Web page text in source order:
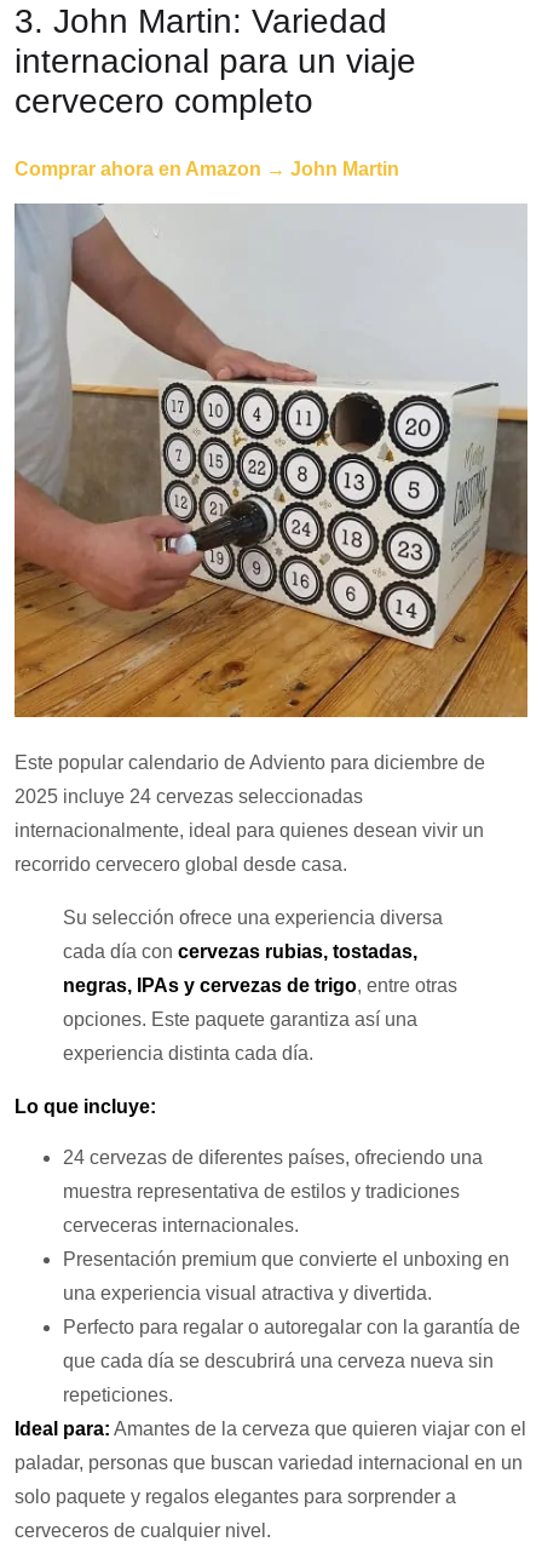
3. John Martin: Variedad
internacional para un viaje
cervecero completo
Comprar ahora en Amazon → John Martin
Este popular calendario de Adviento para diciembre de
2025 incluye 24 cervezas seleccionadas
internacionalmente, ideal para quienes desean vivir un
recorrido cervecero global desde casa.
Su selección ofrece una experiencia diversa
cada día con cervezas rubias, tostadas,
negras, IPAs y cervezas de trigo, entre otras
opciones. Este paquete garantiza así una
experiencia distinta cada día.
Lo que incluye:
24 cervezas de diferentes países, ofreciendo una
muestra representativa de estilos y tradiciones
cerveceras internacionales.
Presentación premium que convierte el unboxing en
una experiencia visual atractiva y divertida.
Perfecto para regalar o autoregalar con la garantía de
que cada día se descubrirá una cerveza nueva sin
repeticiones.
Ideal para: Amantes de la cerveza que quieren viajar con el
paladar, personas que buscan variedad internacional en un
solo paquete y regalos elegantes para sorprender a
cerveceros de cualquier nivel.